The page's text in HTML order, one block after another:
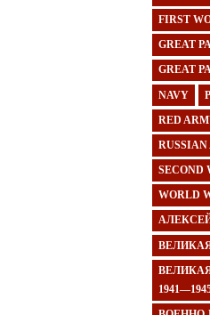
FIRST
GREAT
GREAT
NAVY
RED
SECOND
WORLD